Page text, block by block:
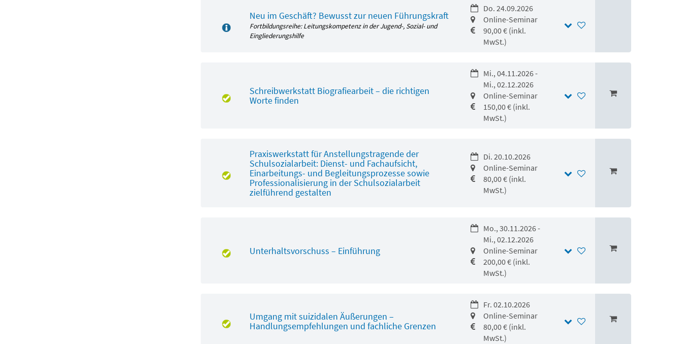
Neu im Geschäft? Bewusst zur neuen Führungskraft
Fortbildungsreihe: Leitungskompetenz in der Jugend-, Sozial- und
Eingliederungshilfe
Do. 24.09.2026
Online-Seminar
90,00 € (inkl.
MwSt.)
Schreibwerkstatt Biografiearbeit – die richtigen
Worte finden
Mi., 04.11.2026 -
Mi., 02.12.2026
Online-Seminar
150,00 € (inkl.
MwSt.)
Praxiswerkstatt für Anstellungstragende der
Schulsozialarbeit: Dienst- und Fachaufsicht,
Einarbeitungs- und Begleitungsprozesse sowie
Professionalisierung in der Schulsozialarbeit
zielführend gestalten
Di. 20.10.2026
Online-Seminar
80,00 € (inkl.
MwSt.)
Unterhaltsvorschuss – Einführung
Mo., 30.11.2026 -
Mi., 02.12.2026
Online-Seminar
200,00 € (inkl.
MwSt.)
Umgang mit suizidalen Äußerungen –
Handlungsempfehlungen und fachliche Grenzen
Fr. 02.10.2026
Online-Seminar
80,00 € (inkl.
MwSt.)